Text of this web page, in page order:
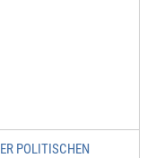
POLITISCHEN